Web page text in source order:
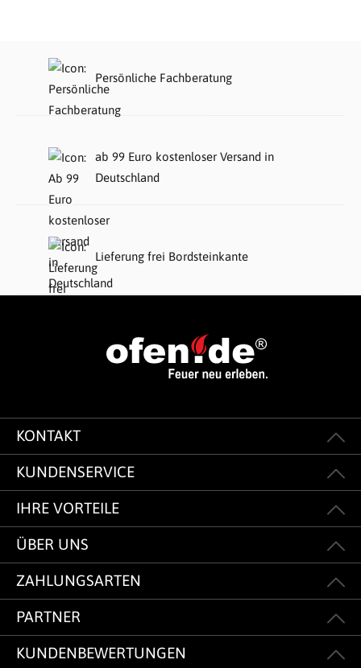
Persönliche Fachberatung
ab 99 Euro kostenloser Versand in
Deutschland
Lieferung frei Bordsteinkante
KONTAKT
KUNDENSERVICE
IHRE VORTEILE
ÜBER UNS
ZAHLUNGSARTEN
PARTNER
KUNDENBEWERTUNGEN